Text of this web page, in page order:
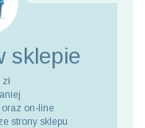
sklepie
oraz on-line
strony sklepu